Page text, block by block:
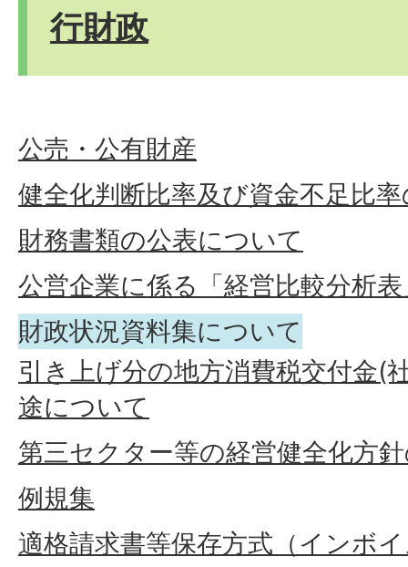
行財政
公売・公有財産
健全化判断比率及び資金不足比
財務書類の公表について
公営企業に係る「経営比較分析
財政状況資料集について
引き上げ分の地方消費税交付金(
途について
第三セクター等の経営健全化方
例規集
適格請求書等保存方式（インボ